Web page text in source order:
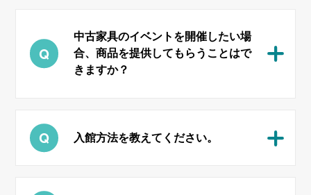
中古家具のイベントを開催したい場
合、商品を提供してもらうことはで
きますか？
入館方法を教えてください。